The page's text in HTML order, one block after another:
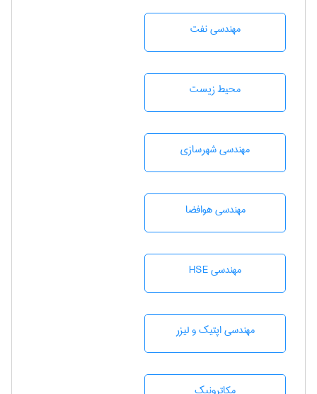
مهندسی نفت
محيط زيست
مهندسی شهرسازی
مهندسی هوافضا
مهندسی HSE
مهندسی اپتیک و لیزر